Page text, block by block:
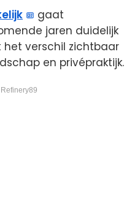
gaat
jaren duidelijk
verschil zichtbaar
en privépraktijk.